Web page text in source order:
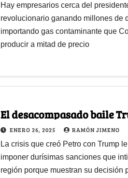
Hay empresarios cerca del
revolucionario ganando millones de
importando gas contaminante que
producir a mitad de precio
El desacompasado baile
ENERO 26, 2025 RAMÓN JIMENO
La crisis que creó Petro con Trump
imponer durísimas sanciones que
región porque muestran su decisión